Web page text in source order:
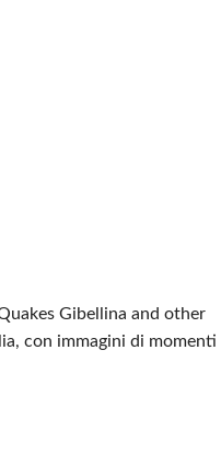
Gibellina and other
con immagini di